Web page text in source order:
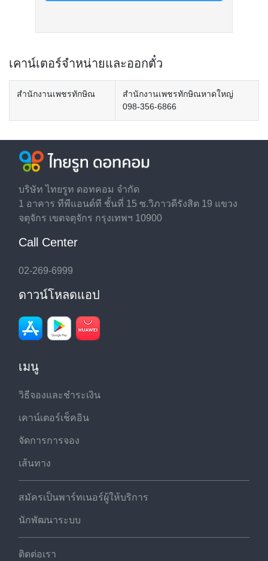
เคาน์เตอร์จำหน่ายและออกตั๋ว
สำนักงานเพชรทักษิณ
สำนักงานเพชรทักษิณหาดใหญ่
098-356-6866
บริษัท ไทยรูท ดอทคอม จำกัด
1 อาคาร ทีพีแอนด์ที ชั้นที่ 15 ซ.วิภาวดีรังสิต 19 แขวง
จตุจักร เขตจตุจักร กรุงเทพฯ 10900
Call Center
02-269-6999
ดาวน์โหลดแอป
เมนู
วิธีจองและชำระเงิน
เคาน์เตอร์เช็คอิน
จัดการการจอง
เส้นทาง
สมัครเป็นพาร์ทเนอร์ผู้ให้บริการ
นักพัฒนาระบบ
ติดต่อเรา